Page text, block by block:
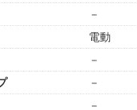
－
電動
－
－
－